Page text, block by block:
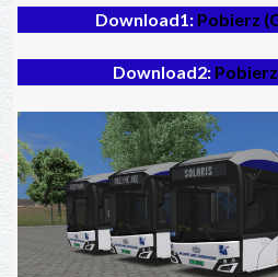
Download1: Pobierz
Download2: